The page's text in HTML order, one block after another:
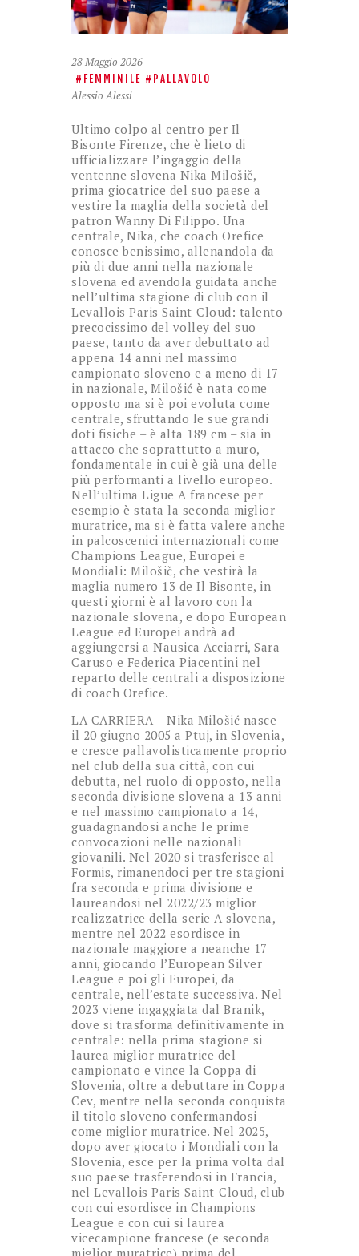
28 Maggio 2026
FEMMINILE PALLAVOLO
Alessio Alessi
Ultimo colpo al centro per Il
Bisonte Firenze, che è lieto di
ufficializzare l’ingaggio della
ventenne slovena Nika Milošič,
prima giocatrice del suo paese a
vestire la maglia della società del
patron Wanny Di Filippo. Una
centrale, Nika, che coach Orefice
conosce benissimo, allenandola da
più di due anni nella nazionale
slovena ed avendola guidata anche
nell’ultima stagione di club con il
Levallois Paris Saint-Cloud: talento
precocissimo del volley del suo
paese, tanto da aver debuttato ad
appena 14 anni nel massimo
campionato sloveno e a meno di 17
in nazionale, Milošić è nata come
opposto ma si è poi evoluta come
centrale, sfruttando le sue grandi
doti fisiche – è alta 189 cm – sia in
attacco che soprattutto a muro,
fondamentale in cui è già una delle
più performanti a livello europeo.
Nell’ultima Ligue A francese per
esempio è stata la seconda miglior
muratrice, ma si è fatta valere anche
in palcoscenici internazionali come
Champions League, Europei e
Mondiali: Milošič, che vestirà la
maglia numero 13 de Il Bisonte, in
questi giorni è al lavoro con la
nazionale slovena, e dopo European
League ed Europei andrà ad
aggiungersi a Nausica Acciarri, Sara
Caruso e Federica Piacentini nel
reparto delle centrali a disposizione
di coach Orefice.
LA CARRIERA – Nika Milošić nasce
il 20 giugno 2005 a Ptuj, in Slovenia,
e cresce pallavolisticamente proprio
nel club della sua città, con cui
debutta, nel ruolo di opposto, nella
seconda divisione slovena a 13 anni
e nel massimo campionato a 14,
guadagnandosi anche le prime
convocazioni nelle nazionali
giovanili. Nel 2020 si trasferisce al
Formis, rimanendoci per tre stagioni
fra seconda e prima divisione e
laureandosi nel 2022/23 miglior
realizzatrice della serie A slovena,
mentre nel 2022 esordisce in
nazionale maggiore a neanche 17
anni, giocando l’European Silver
League e poi gli Europei, da
centrale, nell’estate successiva. Nel
2023 viene ingaggiata dal Branik,
dove si trasforma definitivamente in
centrale: nella prima stagione si
laurea miglior muratrice del
campionato e vince la Coppa di
Slovenia, oltre a debuttare in Coppa
Cev, mentre nella seconda conquista
il titolo sloveno confermandosi
come miglior muratrice. Nel 2025,
dopo aver giocato i Mondiali con la
Slovenia, esce per la prima volta dal
suo paese trasferendosi in Francia,
nel Levallois Paris Saint-Cloud, club
con cui esordisce in Champions
League e con cui si laurea
vicecampione francese (e seconda